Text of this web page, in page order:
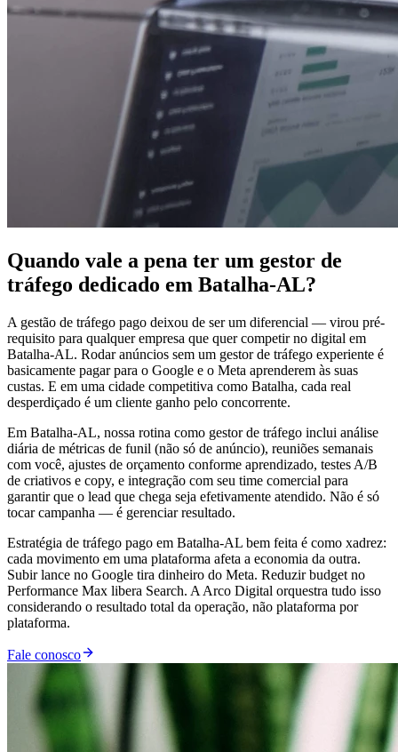
Quando vale a pena ter um gestor de
tráfego dedicado em Batalha-AL?
A gestão de tráfego pago deixou de ser um diferencial — virou pré-
requisito para qualquer empresa que quer competir no digital em
Batalha-AL. Rodar anúncios sem um gestor de tráfego experiente é
basicamente pagar para o Google e o Meta aprenderem às suas
custas. E em uma cidade competitiva como Batalha, cada real
desperdiçado é um cliente ganho pelo concorrente.
Em Batalha-AL, nossa rotina como gestor de tráfego inclui análise
diária de métricas de funil (não só de anúncio), reuniões semanais
com você, ajustes de orçamento conforme aprendizado, testes A/B
de criativos e copy, e integração com seu time comercial para
garantir que o lead que chega seja efetivamente atendido. Não é só
tocar campanha — é gerenciar resultado.
Estratégia de tráfego pago em Batalha-AL bem feita é como xadrez:
cada movimento em uma plataforma afeta a economia da outra.
Subir lance no Google tira dinheiro do Meta. Reduzir budget no
Performance Max libera Search. A Arco Digital orquestra tudo isso
considerando o resultado total da operação, não plataforma por
plataforma.
Fale conosco